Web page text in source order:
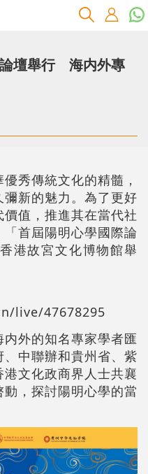
壇舉行 海内外專
秀傳統文化的精髓，
新的魅力。為了更好
值，推進其在當代社
首屆陽明心學國際論
港故宮文化博物館舉
live/47678295
外的知名專家學者匯
中聯辦和貴州省、紫
文化政商界人士共襄
，探討陽明心學的當